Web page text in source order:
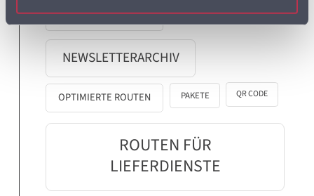
MULTIROUTE TOUR! INFO
NEWSLETTERARCHIV
OPTIMIERTE ROUTEN PAKETE QR CODE
ROUTEN FÜR
LIEFERDIENSTE